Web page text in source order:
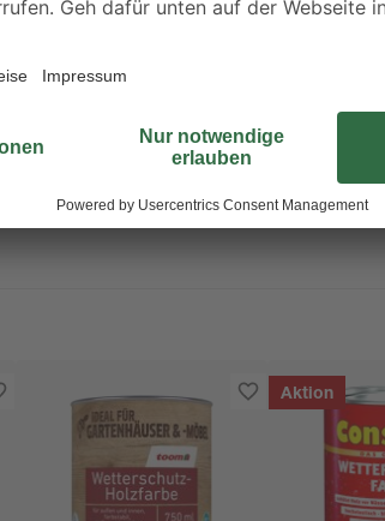
Ist ärztlicher Rat erforderlich, Verpackung
Arzt anrufen.
Aktion